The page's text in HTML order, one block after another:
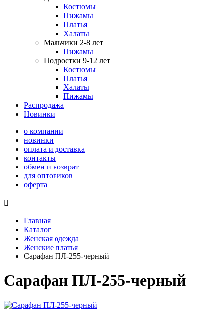
Костюмы
Пижамы
Платья
Халаты
Мальчики 2-8 лет
Пижамы
Подростки 9-12 лет
Костюмы
Платья
Халаты
Пижамы
Распродажа
Новинки
о компании
новинки
оплата и доставка
контакты
обмен и возврат
для оптовиков
оферта

Главная
Каталог
Женская одежда
Женские платья
Сарафан ПЛ-255-черный
Сарафан ПЛ-255-черный